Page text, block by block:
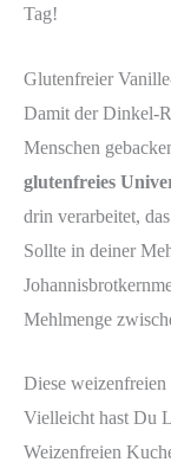
Tag!
Glutenfreier
Damit der Dinkel-
Menschen
glutenfreies
drin verarbeitet,
Sollte in deiner
Mehlmenge
Diese
Vielleicht hast Du
Weizenfreien